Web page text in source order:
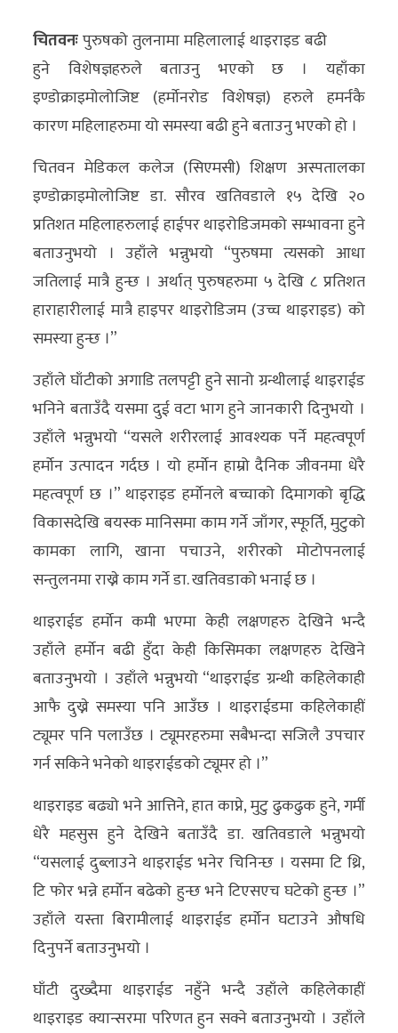
अर्थ/
वाणिज्य
मनाेरञ्जन
प्रविधि
अन्तरर्वार्ता
विचार/
ब्लग
खेलकुद
रोचक
अन्य
क्लिक
खबर
विशेष
राशिफल
ग्यालरी
भिडियो
चितवनःपुरुषको तुलनामा महिलालाई थाइराइड बढी
हुने विशेषज्ञहरुले बताउनु भएको छ । यहाँका
इण्डोक्राइमोलोजिष्ट (हर्माेनरोड विशेषज्ञ) हरुले हमर्नकै
कारण महिलाहरुमा यो समस्या बढी हुने बताउनु भएको हो ।
चितवन मेडिकल कलेज (सिएमसी) शिक्षण अस्पतालका
इण्डोक्राइमोलोजिष्ट डा. सौरव खतिवडाले १५ देखि २०
प्रतिशत महिलाहरुलाई हाईपर थाइरोडिजमको सम्भावना हुने
बताउनुभयो । उहाँले भन्नुभयो “पुरुषमा त्यसको आधा
जतिलाई मात्रै हुन्छ । अर्थात् पुरुषहरुमा ५ देखि ८ प्रतिशत
हाराहारीलाई मात्रै हाइपर थाइरोडिजम (उच्च थाइराइड) को
समस्या हुन्छ ।”
उहाँले घाँटीको अगाडि तलपट्टी हुने सानो ग्रन्थीलाई थाइराईड
भनिने बताउँदै यसमा दुई वटा भाग हुने जानकारी दिनुभयो ।
उहाँले भन्नुभयो “यसले शरीरलाई आवश्यक पर्ने महत्वपूर्ण
हर्माेन उत्पादन गर्दछ । यो हर्माेन हाम्रो दैनिक जीवनमा धेरै
महत्वपूर्ण छ ।” थाइराइड हर्माेनले बच्चाको दिमागको बृद्धि
विकासदेखि बयस्क मानिसमा काम गर्ने जाँगर, स्फूर्ति, मुटुको
कामका लागि, खाना पचाउने, शरीरको मोटोपनलाई
सन्तुलनमा राख्ने काम गर्ने डा. खतिवडाको भनाई छ ।
थाइराईड हर्माेन कमी भएमा केही लक्षणहरु देखिने भन्दै
उहाँले हर्माेन बढी हुँदा केही किसिमका लक्षणहरु देखिने
बताउनुभयो । उहाँले भन्नुभयो “थाइराईड ग्रन्थी कहिलेकाही
आफै दुख्ने समस्या पनि आउँछ । थाइराईडमा कहिलेकाहीं
ट्यूमर पनि पलाउँछ । ट्यूमरहरुमा सबैभन्दा सजिलै उपचार
गर्न सकिने भनेको थाइराईडको ट्यूमर हो ।”
थाइराइड बढ्यो भने आत्तिने, हात काप्ने, मुटु ढुकढुक हुने, गर्मी
धेरै महसुस हुने देखिने बताउँदै डा. खतिवडाले भन्नुभयो
“यसलाई दुब्लाउने थाइराईड भनेर चिनिन्छ । यसमा टि थ्रि,
टि फोर भन्ने हर्माेन बढेको हुन्छ भने टिएसएच घटेको हुन्छ ।”
उहाँले यस्ता बिरामीलाई थाइराईड हर्माेन घटाउने औषधि
दिनुपर्ने बताउनुभयो ।
घाँटी दुख्दैमा थाइराईड नहुँने भन्दै उहाँले कहिलेकाहीं
थाइराइड क्यान्सरमा परिणत हुन सक्ने बताउनुभयो । उहाँले